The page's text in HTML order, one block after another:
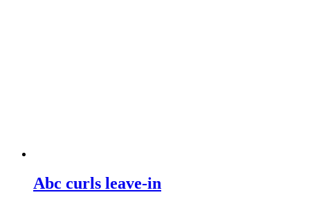
Abc curls leave-in